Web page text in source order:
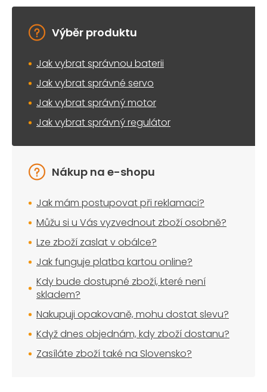
v
y
p
s
u
Výběr produktu
Jak vybrat správnou baterii
Jak vybrat správné servo
Jak vybrat správný motor
Jak vybrat správný regulátor
Nákup na e-shopu
Jak mám postupovat při reklamaci?
Můžu si u Vás vyzvednout zboží osobně?
Lze zboží zaslat v obálce?
Jak funguje platba kartou online?
Kdy bude dostupné zboží, které není
skladem?
Nakupuji opakovaně, mohu dostat slevu?
Když dnes objednám, kdy zboží dostanu?
Zasíláte zboží také na Slovensko?